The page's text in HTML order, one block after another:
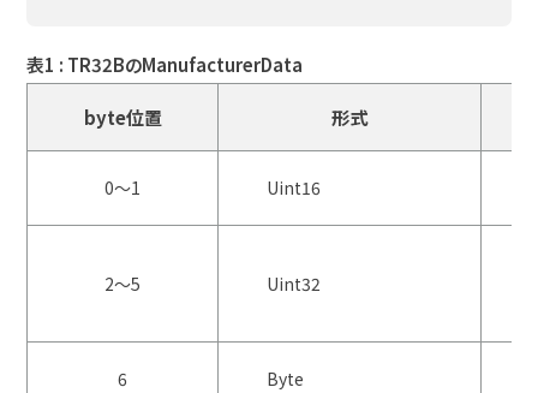
表1 : TR32BのManufacturerData
byte位置 形式
0～1 Uint16
2～5 Uint32
6 Byte